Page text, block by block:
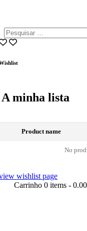
Pesquisar
por:
A minha lista
Product name
No
wishlist page
Carrinho 0 items -